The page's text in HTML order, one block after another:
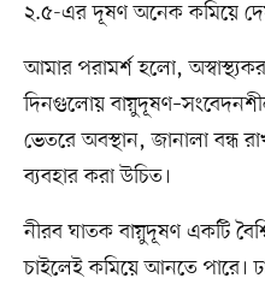
২.৫-এর দূষণ অনেক কমিয়ে
আমার পরামর্শ হলো,
দিনগুলোয়
ভেতরে অবস্থান, জানালা বন্ধ
ব্যবহার করা উচিত।
নীরব ঘাতক বায়ুদূষণ একটি
চাইলেই কমিয়ে আনতে পারে।